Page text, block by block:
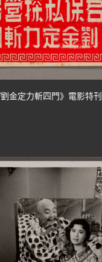
金定力斬四門》電影特刊